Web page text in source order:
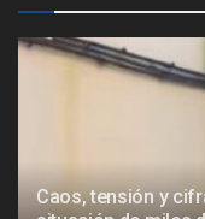
Caos, tensión y